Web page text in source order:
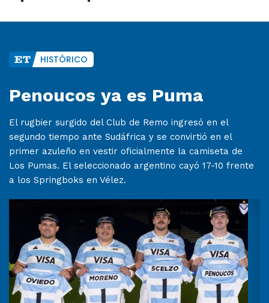
HISTÓRICO
Penoucos ya es Puma
El rugbier surgido del Club de Remo ingresó en el
segundo tiempo ante Sudáfrica y se convirtió en el
primer azuleño en vestir oficialmente la camiseta de
Los Pumas. El seleccionado argentino cayó 17-10 frente
a los Springboks en Vélez.